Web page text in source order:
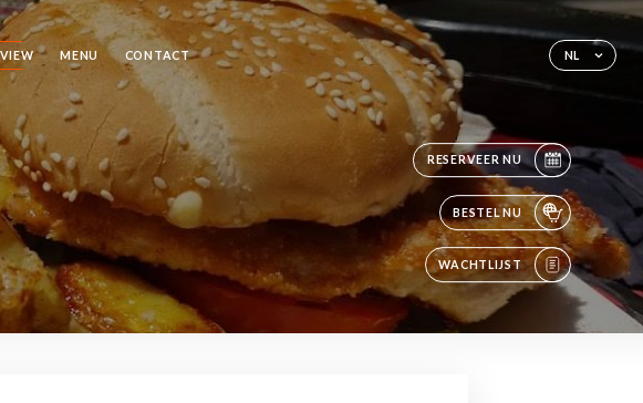
NL
MENU CONTACT
RESERVEER NU
BESTEL NU
WACHTLIJST